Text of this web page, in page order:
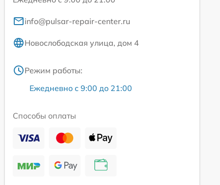
info@pulsar-repair-center.ru
Новослободская улица, дом 4
Режим работы:
Ежедневно с 9:00 до 21:00
Способы оплаты